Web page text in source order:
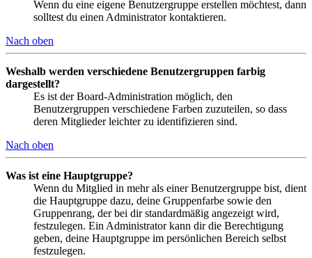
Wenn du eine eigene Benutzergruppe erstellen möchtest, dann
solltest du einen Administrator kontaktieren.
Nach oben
Weshalb werden verschiedene Benutzergruppen farbig
dargestellt?
Es ist der Board-Administration möglich, den
Benutzergruppen verschiedene Farben zuzuteilen, so dass
deren Mitglieder leichter zu identifizieren sind.
Nach oben
Was ist eine Hauptgruppe?
Wenn du Mitglied in mehr als einer Benutzergruppe bist, dient
die Hauptgruppe dazu, deine Gruppenfarbe sowie den
Gruppenrang, der bei dir standardmäßig angezeigt wird,
festzulegen. Ein Administrator kann dir die Berechtigung
geben, deine Hauptgruppe im persönlichen Bereich selbst
festzulegen.